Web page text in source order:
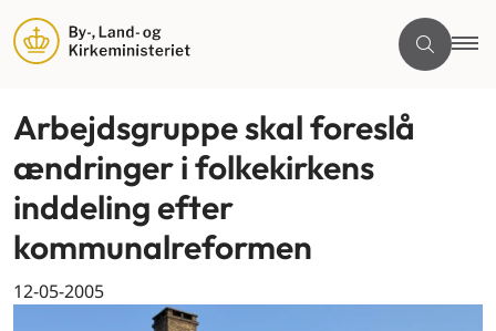
Arbejdsgruppe skal foreslå
ændringer i folkekirkens
inddeling efter
kommunalreformen
12-05-2005